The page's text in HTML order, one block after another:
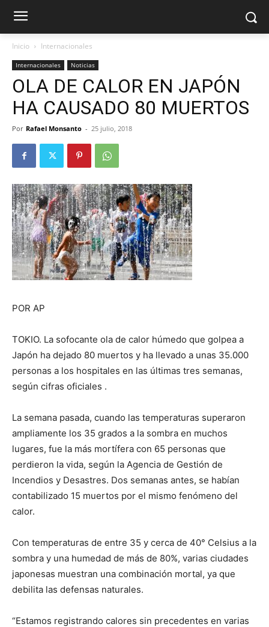
Inicio Internacionales
Internacionales Noticias
OLA DE CALOR EN JAPÓN
HA CAUSADO 80 MUERTOS
Por Rafael Monsanto - 25 julio, 2018
POR AP
TOKIO. La sofocante ola de calor húmedo que golpea a
Japón ha dejado 80 muertos y ha llevado a unas 35.000
personas a los hospitales en las últimas tres semanas,
según cifras oficiales .
La semana pasada, cuando las temperaturas superaron
ampliamente los 35 grados a la sombra en muchos
lugares, fue la más mortífera con 65 personas que
perdieron la vida, según la Agencia de Gestión de
Incendios y Desastres. Dos semanas antes, se habían
contabilizado 15 muertos por el mismo fenómeno del
calor.
Con temperaturas de entre 35 y cerca de 40° Celsius a la
sombra y una humedad de más de 80%, varias ciudades
japonesas muestran una combinación mortal, ya que
debilita las defensas naturales.
“Estamos registrando calores sin precedentes en varias